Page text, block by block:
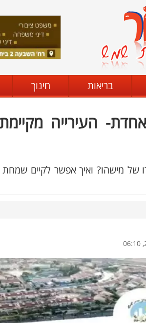
בריאות חינוך
העירייה
של מישהו? ואיך אפשר לקיים שמחת